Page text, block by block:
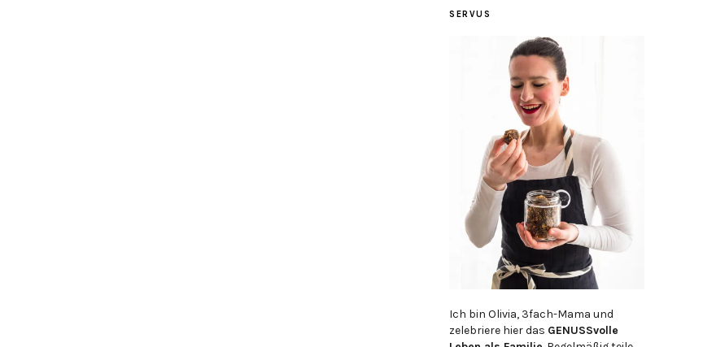
SERVUS
Ich bin Olivia, 3fach-Mama und
zelebriere hier das GENUSSvolle